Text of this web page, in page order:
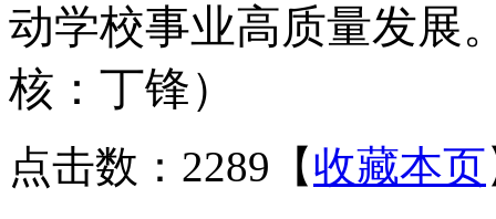
动学校事业高质量发展
核：丁锋）
点击数：2289 【收藏本页